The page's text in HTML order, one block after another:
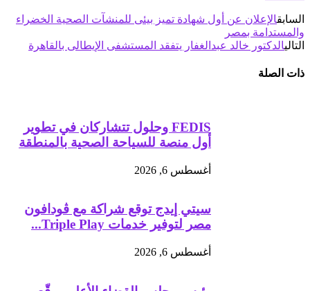
السابقالإعلان عن أول شهادة تميز بيئى للمنشآت الصحية الخضراء
والمستدامة بمصر
التاليالدكتور خالد عبدالغفار يتفقد المستشفى الإيطالى بالقاهرة
ذات الصلة
FEDIS وحلول تتشاركان في تطوير
أول منصة للسياحة الصحية بالمنطقة
أغسطس 6, 2026
سيتي إيدج توقع شراكة مع ڤودافون
مصر لتوفير خدمات Triple Play...
أغسطس 6, 2026